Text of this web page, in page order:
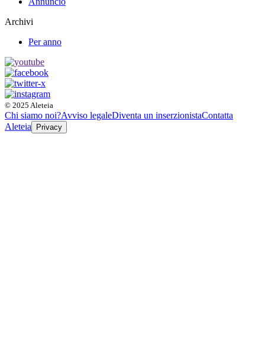
Archivi
Per anno
© 2025 Aleteia
Chi siamo noi?Avviso legaleDiventa un inserzionistaContatta
Aleteia
Privacy